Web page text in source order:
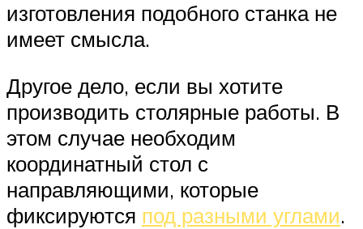
изготовления подобного станка не
имеет смысла.
Другое дело, если вы хотите
производить столярные работы. В
этом случае необходим
координатный стол с
направляющими, которые
фиксируются под разными углами.